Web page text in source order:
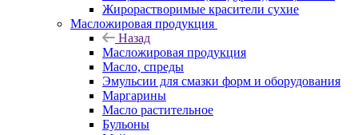
Жирорастворимые красители сухие
Масложировая продукция
Назад
Масложировая продукция
Масло, спреды
Эмульсии для смазки форм и оборудования
Маргарины
Масло растительное
Бульоны